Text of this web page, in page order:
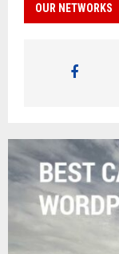
OUR NETWORKS